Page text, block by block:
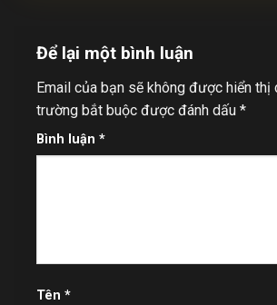
Để lại một bình luận
Email của bạn sẽ không được hiển thị
trường bắt buộc được đánh dấu *
Bình luận *
Tên *